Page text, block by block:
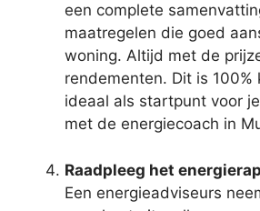
een complete
maatregelen die goed
woning. Altijd met de
rendementen. Dit is 100%
ideaal als startpunt voor
met de energiecoach in
Raadpleeg het
Een energieadviseurs